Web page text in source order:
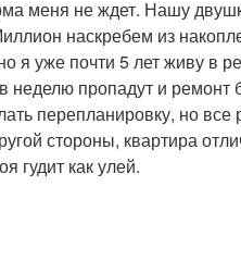
меня не ждет. Нашу
наскребем из
я уже почти 5 лет живу в
неделю пропадут и ремонт
перепланировку, но все
стороны, квартира
гудит как улей.